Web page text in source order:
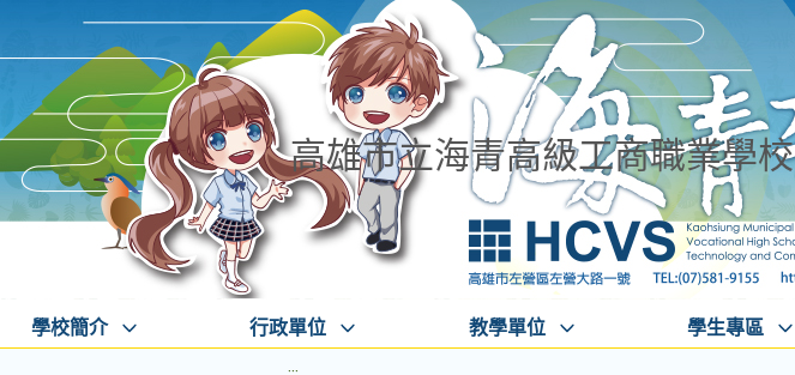
高雄市立海青高級工商職業學校
學校簡介 行政單位 教學單位 學生專區